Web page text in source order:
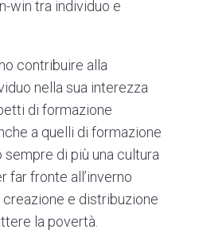
win tra individuo e
contribuire alla
nella sua interezza
di formazione
a quelli di formazione
sempre di più una cultura
far fronte all’inverno
e distribuzione
la povertà.